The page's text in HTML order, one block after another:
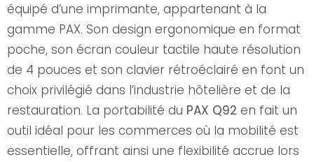
équipé d’une imprimante, appartenant à la
gamme PAX. Son design ergonomique en format
poche, son écran couleur tactile haute résolution
de 4 pouces et son clavier rétroéclairé en font un
choix privilégié dans l’industrie hôtelière et de la
restauration. La portabilité du PAX Q92 en fait un
outil idéal pour les commerces où la mobilité est
essentielle, offrant ainsi une flexibilité accrue lors